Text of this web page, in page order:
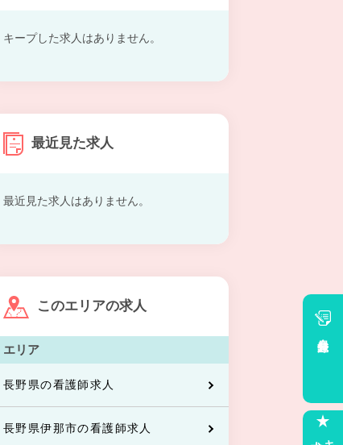
キープした求人はありません。
最近見た求人
最近見た求人はありません。
このエリアの求人
エリア
長野県の看護師求人
長野県伊那市の看護師求人